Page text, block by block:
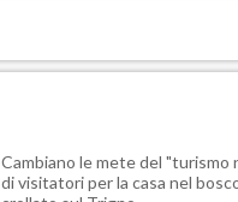
Cambiano le mete del "turismo
di visitatori per la casa nel